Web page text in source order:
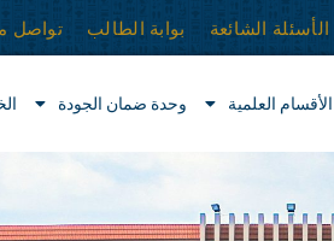
الأسئلة الشائعة بوابة الطالب تواصل
الأقسام العلمية وحدة ضمان الجودة